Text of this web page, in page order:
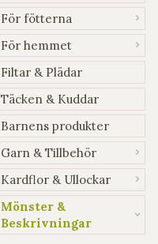
För fötterna
För hemmet
Filtar & Plädar
Täcken & Kuddar
Barnens produkter
Garn & Tillbehör
Kardflor & Ullockar
Mönster &
Beskrivningar